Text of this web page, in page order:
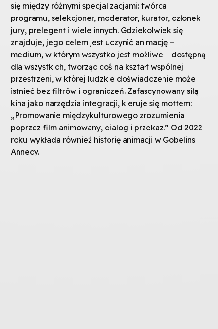
się między różnymi specjalizacjami: twórca
programu, selekcjoner, moderator, kurator, członek
jury, prelegent i wiele innych. Gdziekolwiek się
znajduje, jego celem jest uczynić animację –
medium, w którym wszystko jest możliwe – dostępną
dla wszystkich, tworząc coś na kształt wspólnej
przestrzeni, w której ludzkie doświadczenie może
istnieć bez filtrów i ograniczeń. Zafascynowany siłą
kina jako narzędzia integracji, kieruje się mottem:
„Promowanie międzykulturowego zrozumienia
poprzez film animowany, dialog i przekaz.” Od 2022
roku wykłada również historię animacji w Gobelins
Annecy.